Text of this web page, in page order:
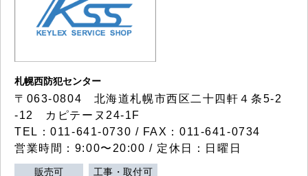
札幌西防犯センター
〒063-0804 北海道札幌市西区二十四軒４条5-2
-12 カピテーヌ24-1F
TEL：011-641-0730 / FAX：011-641-0734
営業時間：9:00〜20:00 / 定休日：日曜日
販売可 工事・取付可